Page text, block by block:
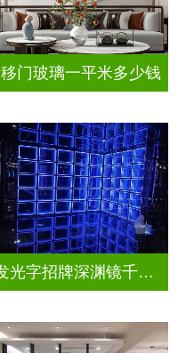
移门玻璃一平米多少钱
发光字招牌深渊镜千层镜